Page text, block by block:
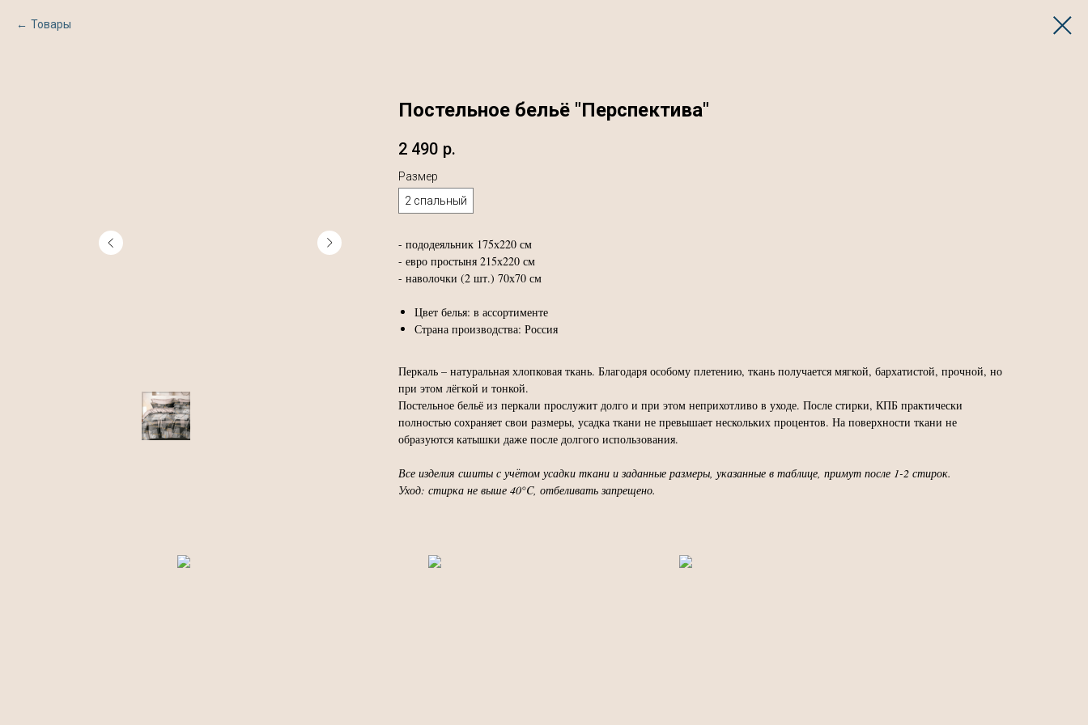
Товары
Постельное бельё "Перспектива"
2 490 р.
Размер
2 спальный
- пододеяльник 175х220 см
- евро простыня 215х220 см
- наволочки (2 шт.) 70х70 см
Цвет белья: в ассортименте
Страна производства: Россия
Перкаль – натуральная хлопковая ткань. Благодаря особому плетению, ткань получается мягкой, бархатистой, прочной, но
при этом лёгкой и тонкой.
Постельное бельё из перкали прослужит долго и при этом неприхотливо в уходе. После стирки, КПБ практически
полностью сохраняет свои размеры, усадка ткани не превышает нескольких процентов. На поверхности ткани не
образуются катышки даже после долгого использования.
Все изделия сшиты с учётом усадки ткани и заданные размеры, указанные в таблице, примут после 1-2 стирок.
Уход: стирка не выше 40°C, отбеливать запрещено.